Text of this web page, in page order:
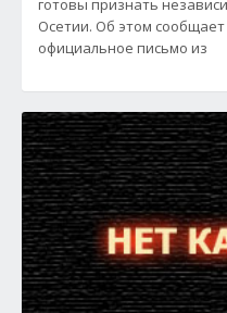
готовы признать
Осетии. Об этом
официальное письмо из